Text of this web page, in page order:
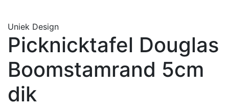
Uniek Design
Picknicktafel Douglas
Boomstamrand 5cm
dik